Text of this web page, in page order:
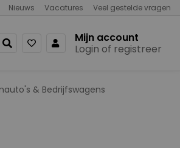
Nieuws Vacatures Veel gestelde vragen
Mijn account
Login of registreer
& Bedrijfswagens